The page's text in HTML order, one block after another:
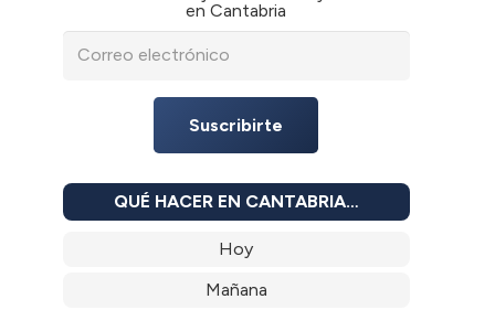
en Cantabria
Suscribirte
QUÉ HACER EN CANTABRIA…
Hoy
Mañana